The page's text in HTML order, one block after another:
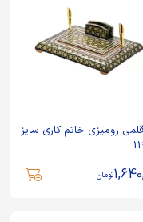
رومیزی خاتم کاری سایز
تومان